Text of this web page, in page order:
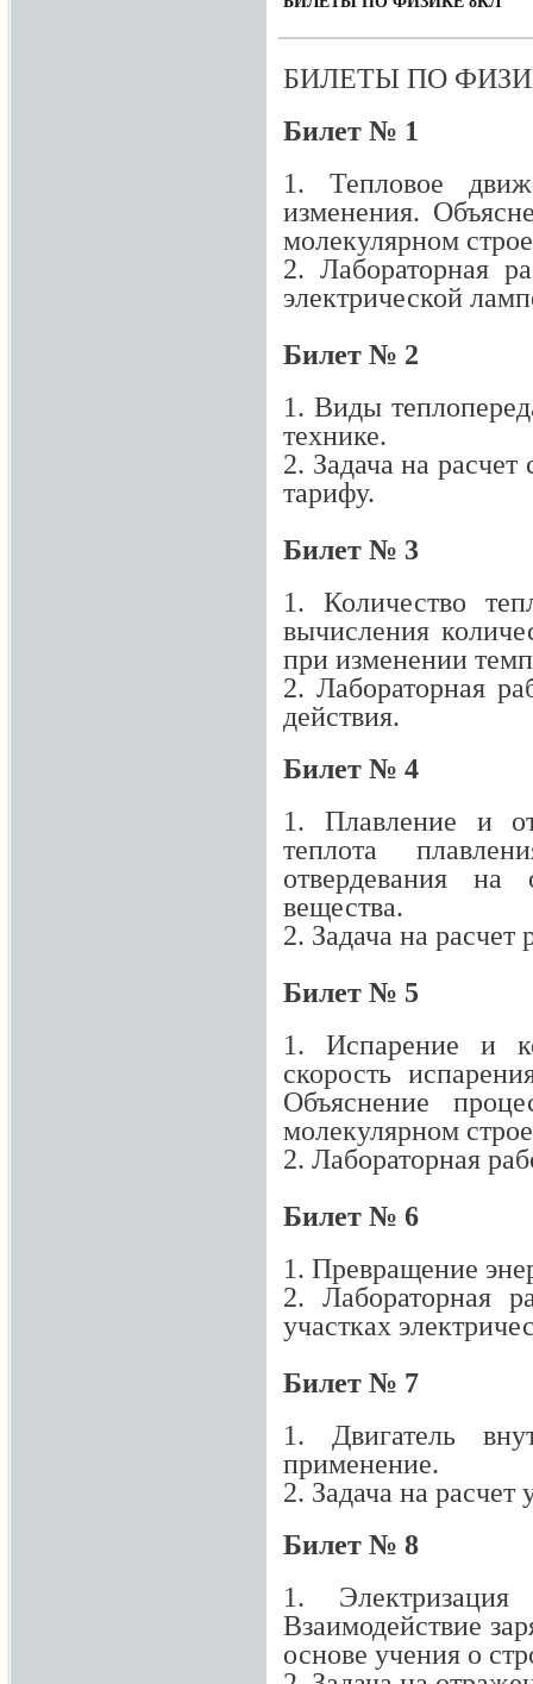
БИЛЕТЫ ПО
Билет № 1
1. Тепловое
изменения.
молекулярном
2. Лабораторная
электрической
Билет № 2
1. Виды
технике.
2. Задача на расчет
тарифу.
Билет № 3
1. Количество
вычисления
при изменении
2. Лабораторная
действия.
Билет № 4
1. Плавление и
теплота
отвердевания
вещества.
2. Задача на
Билет № 5
1. Испарение и
скорость
Объяснение
молекулярном
2. Лабораторная
Билет № 6
1. Превращение
2. Лабораторная
участках
Билет № 7
1. Двигатель
применение.
2. Задача на расчет
Билет № 8
1.
Взаимодействие
основе учения о